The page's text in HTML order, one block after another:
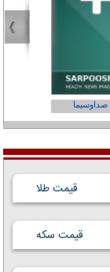
قیمت طلا
قیمت سکه